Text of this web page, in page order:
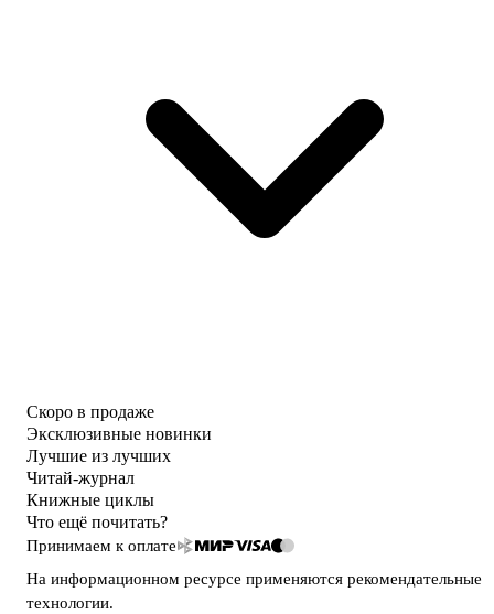
Скоро в продаже
Эксклюзивные новинки
Лучшие из лучших
Читай-журнал
Книжные циклы
Что ещё почитать?
Принимаем к оплате
На информационном ресурсе применяются рекомендательные
технологии.